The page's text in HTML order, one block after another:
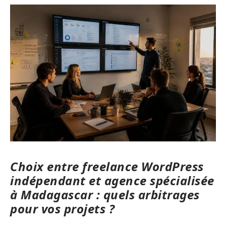
Choix entre freelance WordPress
indépendant et agence spécialisée
à Madagascar : quels arbitrages
pour vos projets ?